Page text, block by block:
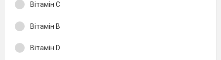
Вітамін С
Вітамін В
Вітамін D